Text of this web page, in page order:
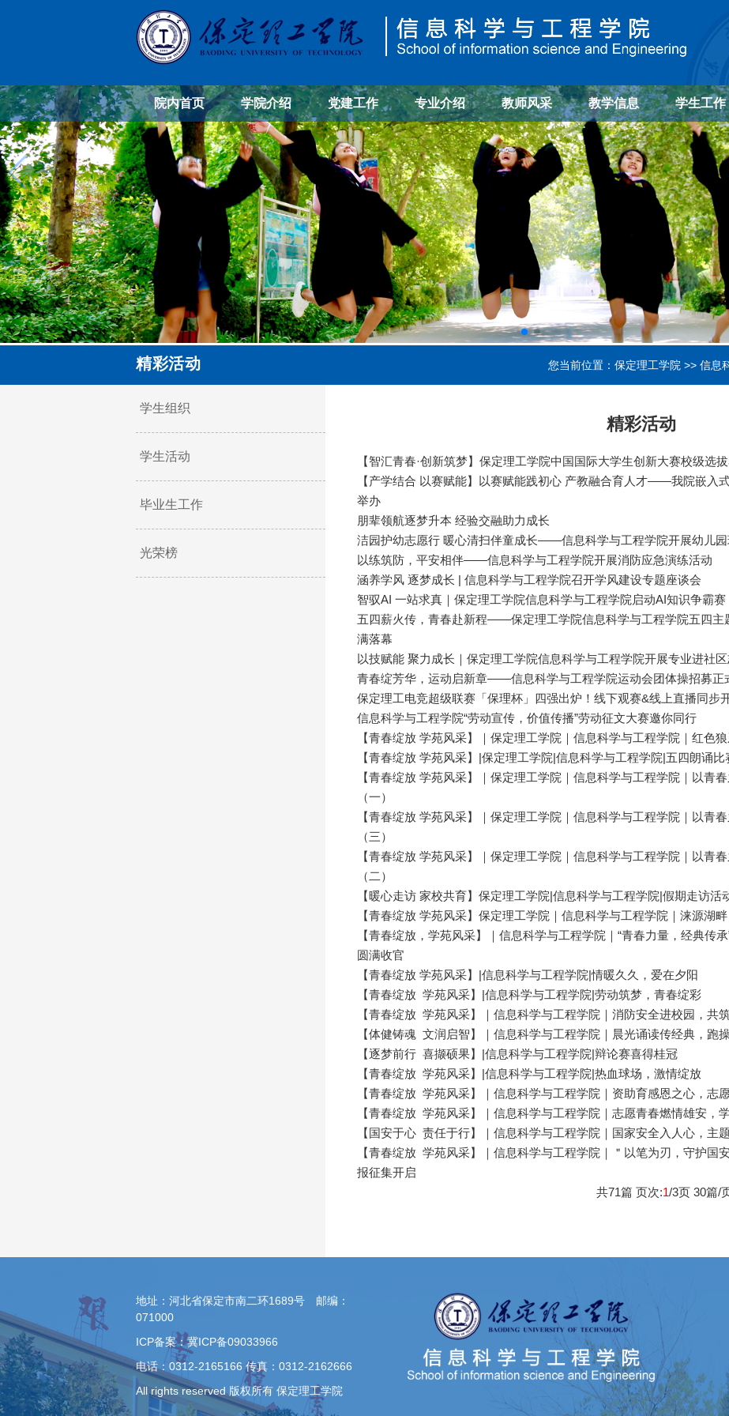
院内首页 学院介绍 党建工作 专业介绍 教师风采 教学信息 学生工作
您当前位置： 保定理工学院 >> 信息
精彩活动
学生组织
学生活动
毕业生工作
光荣榜
精彩活动
【智汇青春·创新筑梦】保定理工学院中国国际大学生创新大赛校级选
【产学结合 以赛赋能】以赛赋能践初心 产教融合育人才——我院嵌入
举办
朋辈领航逐梦升本 经验交融助力成长
洁园护幼志愿行 暖心清扫伴童成长——信息科学与工程学院开展幼儿园
以练筑防，平安相伴——信息科学与工程学院开展消防应急演练活动
涵养学风 逐梦成长 | 信息科学与工程学院召开学风建设专题座谈会
智驭AI 一站求真｜保定理工学院信息科学与工程学院启动AI知识争霸赛
五四薪火传，青春赴新程——保定理工学院信息科学与工程学院五四主
满落幕
以技赋能 聚力成长｜保定理工学院信息科学与工程学院开展专业进社
青春绽芳华，运动启新章——信息科学与工程学院运动会团体操招募正
保定理工电竞超级联赛「保理杯」四强出炉！线下观赛&线上直播同步
信息科学与工程学院“劳动宣传，价值传播”劳动征文大赛邀你同行
【青春绽放 学苑风采】｜保定理工学院｜信息科学与工程学院｜红色
【青春绽放 学苑风采】|保定理工学院|信息科学与工程学院|五四朗诵比
【青春绽放 学苑风采】｜保定理工学院｜信息科学与工程学院｜以青
（一）
【青春绽放 学苑风采】｜保定理工学院｜信息科学与工程学院｜以青
（三）
【青春绽放 学苑风采】｜保定理工学院｜信息科学与工程学院｜以青
（二）
【暖心走访 家校共育】保定理工学院|信息科学与工程学院|假期走访活
【青春绽放 学苑风采】保定理工学院｜信息科学与工程学院｜涞源湖
【青春绽放，学苑风采】｜信息科学与工程学院｜“青春力量，经典传
圆满收官
【青春绽放 学苑风采】|信息科学与工程学院|情暖久久，爱在夕阳
【青春绽放 学苑风采】|信息科学与工程学院|劳动筑梦，青春绽彩
【青春绽放 学苑风采】｜信息科学与工程学院｜消防安全进校园，共
【体健铸魂 文润启智】｜信息科学与工程学院｜晨光诵读传经典，跑
【逐梦前行 喜撷硕果】|信息科学与工程学院|辩论赛喜得桂冠
【青春绽放 学苑风采】|信息科学与工程学院|热血球场，激情绽放
【青春绽放 学苑风采】｜信息科学与工程学院｜资助育感恩之心，志
【青春绽放 学苑风采】｜信息科学与工程学院｜志愿青春燃情雄安，
【国安于心 责任于行】｜信息科学与工程学院｜国家安全入人心，主
【青春绽放 学苑风采】｜信息科学与工程学院｜＂以笔为刃，守护国
报征集开启
共71篇 页次:1/3页 30篇/
地址：河北省保定市南二环1689号 邮编：
071000
ICP备案：冀ICP备09033966
电话：0312-2165166 传真：0312-2162666
All rights reserved 版权所有 保定理工学院